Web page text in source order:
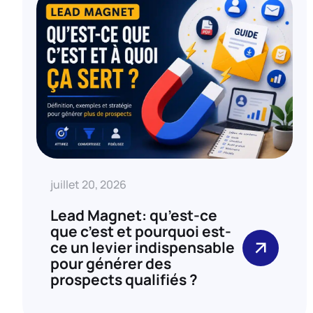
juillet 20, 2026
Lead Magnet: qu’est-ce
que c’est et pourquoi est-
ce un levier indispensable
pour générer des
prospects qualifiés ?